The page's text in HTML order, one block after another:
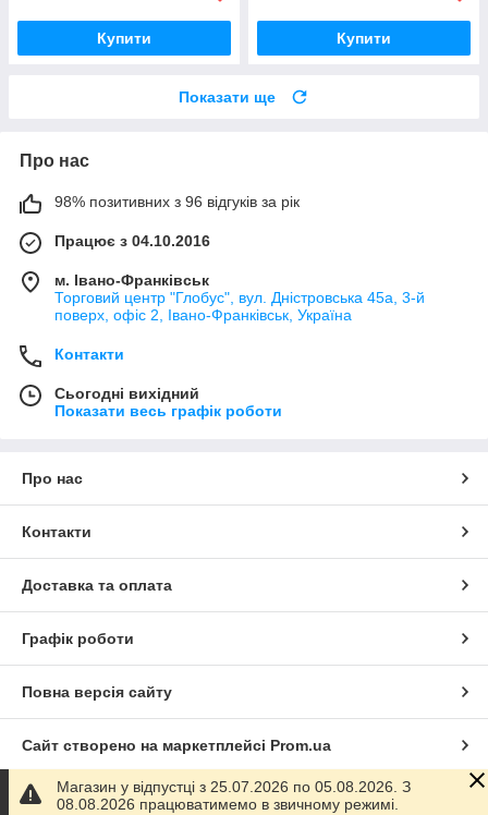
Купити Купити
Показати ще
Про нас
98% позитивних з 96 відгуків за рік
Працює з 04.10.2016
м. Івано-Франківськ
Торговий центр "Глобус", вул. Дністровська 45а, 3-й
поверх, офіс 2, Івано-Франківськ, Україна
Контакти
Сьогодні вихідний
Показати весь графік роботи
Про нас
Контакти
Доставка та оплата
Графік роботи
Повна версія сайту
Сайт створено на маркетплейсі Prom.ua
Політика конфіденційності
Магазин у відпустці з 25.07.2026 по 05.08.2026. З
08.08.2026 працюватимемо в звичному режимі.